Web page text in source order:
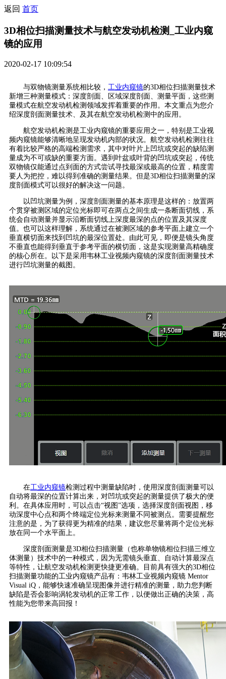
返回 首页
3D相位扫描测量技术与航空发动机检测_工业内窥
镜的应用
2020-02-17 10:09:54
与双物镜测量系统相比较， 工业内窥镜的3D相位扫描测量技术
新增三种测量模式：深度剖面、区域深度剖面、测量平面，这些测
量模式在航空发动机检测领域发挥着重要的作用。本文重点为您介
绍深度剖面测量技术、及其在航空发动机检测中的应用。
航空发动机检测是工业内窥镜的重要应用之一，特别是工业视
频内窥镜能够清晰地呈现发动机内部的状况。航空发动机检测往往
有着比较严格的高端检测需求，其中对叶片上凹坑或突起的缺陷测
量成为不可或缺的重要方面。遇到叶盆或叶背的凹坑或突起，传统
双物镜仅能通过点到面的方式尝试寻找最深或最高的位置，精度需
要人为把控，难以得到准确的测量结果。但是3D相位扫描测量的深
度剖面模式可以很好的解决这一问题。
以凹坑测量为例，深度剖面测量的基本原理是这样的：放置两
个贯穿被测区域的定位光标即可在两点之间生成一条断面切线，系
统会自动测量并显示沿断面切线上深度最深的点的位置及其深度
值。也可以这样理解，系统通过在被测区域的参考平面上建立一个
垂直横切面来找到凹坑的最深位置处。由此可见，即便是镜头角度
不垂直也能得到垂直于参考平面的横切面，这是实现测量高精确度
的核心所在。以下是采用韦林工业视频内窥镜的深度剖面测量技术
进行凹坑测量的截图。
在工业内窥镜检测过程中测量缺陷时，使用深度剖面测量可以
自动将最深的位置计算出来，对凹坑或突起的测量提供了极大的便
利。在具体应用时，可以点击“视图”选项，选择深度剖面视图，移
动深度中心点和两个终端定位光标来测量不同被测点。需要提醒您
注意的是，为了获得更为精准的结果，建议您尽量将两个定位光标
放在同一个水平面上。
深度剖面测量是3D相位扫描测量（也称单物镜相位扫描三维立
体测量）技术中的一种模式，因为无需镜头垂直、自动计算最深点
等特性，让航空发动机检测更快捷更准确。目前具有强大的3D相位
扫描测量功能的工业内窥镜产品有：韦林工业视频内窥镜 Mentor
Visual iQ，能够快速准确呈现图像并进行精准的测量，助力您判断
缺陷是否会影响涡轮发动机的正常工作，以便做出正确的决策，高
性能为您带来高回报！